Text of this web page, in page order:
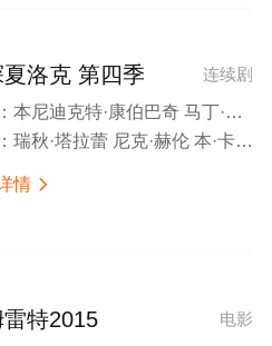
连续剧
洛克 第四季
本尼迪克特·康伯巴奇 马丁·弗瑞曼 鲁珀特·格雷夫斯 马克·加蒂斯 安德鲁·斯科特 阿曼达·阿宾顿 尤娜·斯塔布斯 露易丝·布瑞丽 托比·琼斯 琳赛·邓肯 珊·布鲁克 玛西娅·沃伦 西蒙·坤茨 拉斯·米克尔森 埃莉诺·松浦 萨沙·达万 保罗·彻克 查尔斯·爱德华兹 阿曼达·鲁特 罗伯·卡伦德 理查德·西姆斯 安德鲁·伯恩 坦娅·穆迪 James Holmes 艾丽托马斯 David Cromarty Neal Barry 加布里埃尔·格莱斯特 Harry Gostelow
瑞秋·塔拉蕾 尼克·赫伦 本·卡隆
情 
电影
雷特2015